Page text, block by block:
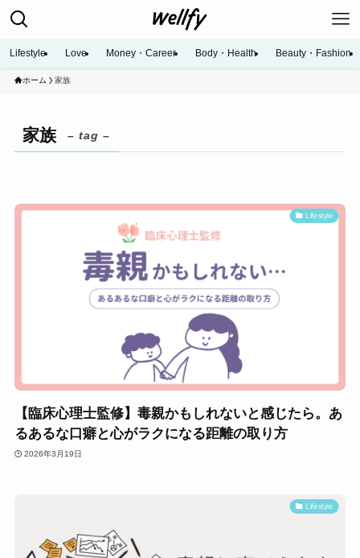
Lifestyle Love Money・Career Body・Health Beauty・Fashion
ホーム 家族
家族 – tag –
Lifestyle
【臨床心理士監修】毒親かもしれないと感じたら。あ
るあるな口癖と心がラクになる距離の取り方
2026年3月19日
Lifestyle